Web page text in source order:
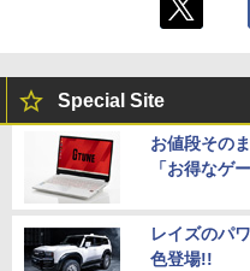
Special Site
お値段その
「お得なゲ
レイズのパ
色登場!!